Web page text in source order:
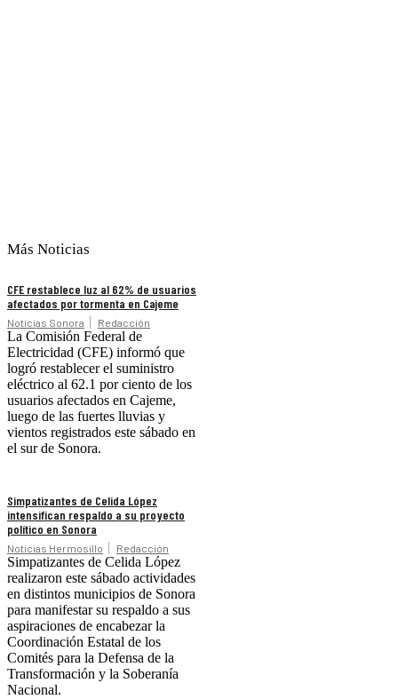
Más Noticias
CFE restablece luz al 62% de usuarios
afectados por tormenta en Cajeme
Noticias Sonora Redacción
La Comisión Federal de
Electricidad (CFE) informó que
logró restablecer el suministro
eléctrico al 62.1 por ciento de los
usuarios afectados en Cajeme,
luego de las fuertes lluvias y
vientos registrados este sábado en
el sur de Sonora.
Simpatizantes de Celida López
intensifican respaldo a su proyecto
político en Sonora
Noticias Hermosillo Redacción
Simpatizantes de Celida López
realizaron este sábado actividades
en distintos municipios de Sonora
para manifestar su respaldo a sus
aspiraciones de encabezar la
Coordinación Estatal de los
Comités para la Defensa de la
Transformación y la Soberanía
Nacional.